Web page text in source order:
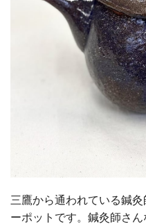
三鷹から通われている鍼
ーポットです。鍼灸師さ